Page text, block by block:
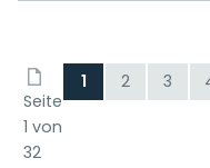
Seite
1 von
32
1 2 3